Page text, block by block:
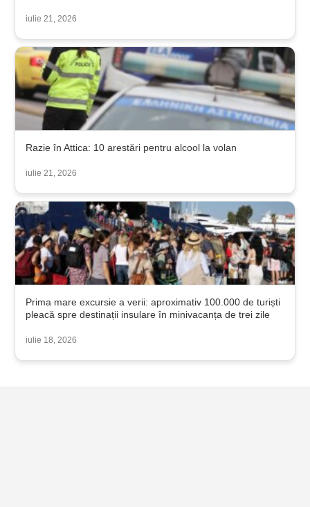
iulie 21, 2026
Razie în Attica: 10 arestări pentru alcool la volan
iulie 21, 2026
Prima mare excursie a verii: aproximativ 100.000 de turiști
pleacă spre destinații insulare în minivacanța de trei zile
iulie 18, 2026